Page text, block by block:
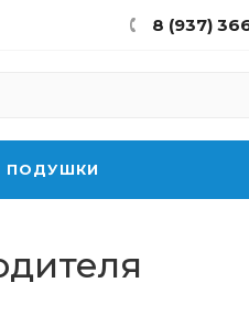
8 (937)
ПОДУШКИ